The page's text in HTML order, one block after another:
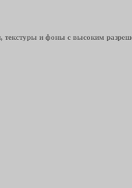
и фоны с высоким